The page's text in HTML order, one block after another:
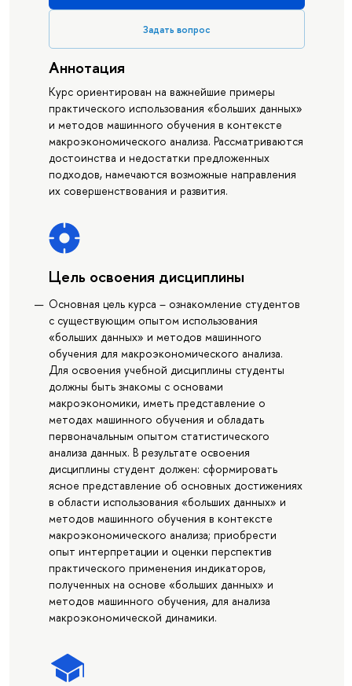
Задать вопрос
Аннотация
Курс ориентирован на важнейшие примеры
практического использования «больших данных»
и методов машинного обучения в контексте
макроэкономического анализа. Рассматриваются
достоинства и недостатки предложенных
подходов, намечаются возможные направления
их совершенствования и развития.
Цель освоения дисциплины
Основная цель курса – ознакомление студентов
с существующим опытом использования
«больших данных» и методов машинного
обучения для макроэкономического анализа.
Для освоения учебной дисциплины студенты
должны быть знакомы с основами
макроэкономики, иметь представление о
методах машинного обучения и обладать
первоначальным опытом статистического
анализа данных. В результате освоения
дисциплины студент должен: сформировать
ясное представление об основных достижениях
в области использования «больших данных» и
методов машинного обучения в контексте
макроэкономического анализа; приобрести
опыт интерпретации и оценки перспектив
практического применения индикаторов,
полученных на основе «больших данных» и
методов машинного обучения, для анализа
макроэкономической динамики.